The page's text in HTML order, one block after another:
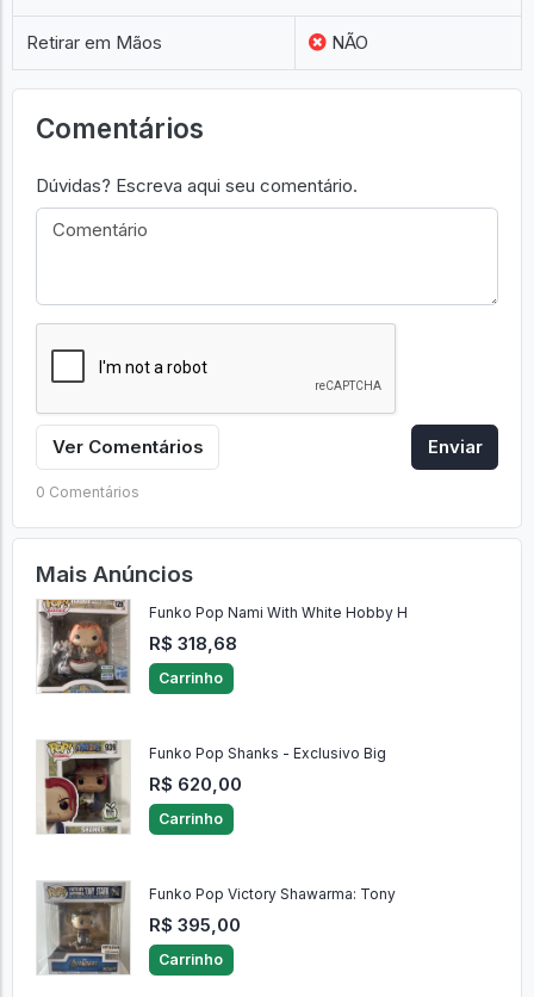
Retirar em Mãos NÃO
Comentários
Dúvidas? Escreva aqui seu comentário.
Ver Comentários Enviar
0 Comentários
Mais Anúncios
Funko Pop Nami With White Hobby H
R$ 318,68
Carrinho
Funko Pop Shanks - Exclusivo Big
R$ 620,00
Carrinho
Funko Pop Victory Shawarma: Tony
R$ 395,00
Carrinho